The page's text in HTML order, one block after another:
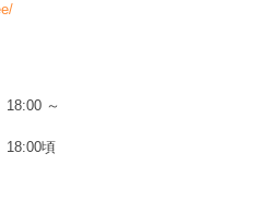
18:00 ～
18:00頃